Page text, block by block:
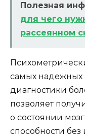
Полезная
для чего
рассеянном
самых надежных
диагностики
позволяет
о состоянии
способности